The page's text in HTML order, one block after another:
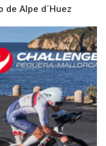
de Alpe d´Huez